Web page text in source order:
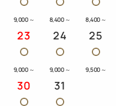
9,000 ～ 8,400 ～ 8,400 ～
23
9,000 ～
24
9,000 ～
25
9,500 ～
30 31